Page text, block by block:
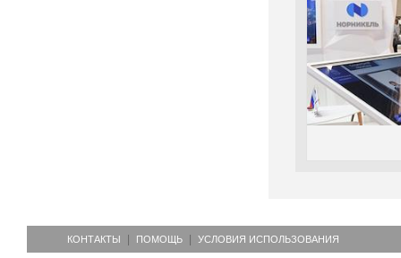
КОНТАКТЫ ПОМОЩЬ УСЛОВИЯ ИСПОЛЬЗОВАНИЯ